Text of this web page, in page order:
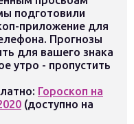
подготовили
приложение для
Прогнозы
для вашего знака
утро - пропустить
Гороскоп на
(доступно на